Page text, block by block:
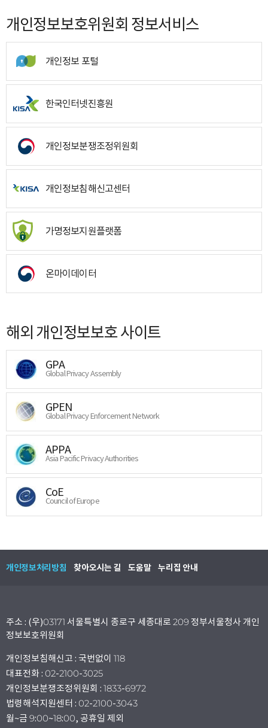
개인정보보호위원회 정보서비스
개인정보 포털
한국인터넷진흥원
개인정보분쟁조정위원회
개인정보침해신고센터
가명정보지원플랫폼
온마이데이터
해외 개인정보보호 사이트
GPA
Global Privacy Assembly
GPEN
Global Privacy Enforcement Network
APPA
Asia Pacific Privacy Authorities
CoE
Council of Europe
개인정보처리방침 찾아오시는 길 도움말 누리집 안내
주소 : (우)03171 서울특별시 종로구 세종대로 209 정부서울청사 개인
정보보호위원회
개인정보침해신고 : 국번없이 118
대표전화 : 02-2100-3025
개인정보분쟁조정위원회 : 1833-6972
법령해석지원센터 : 02-2100-3043
월~금 9:00~18:00, 공휴일 제외